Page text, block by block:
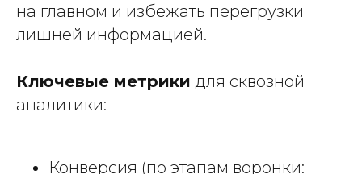
на главном и избежать перегрузки
лишней информацией.
Ключевые метрики для сквозной
аналитики:
Конверсия (по этапам воронки: